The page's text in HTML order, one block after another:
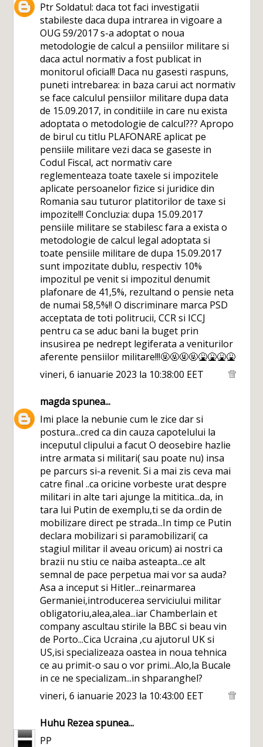
Ptr Soldatul: daca tot faci investigatii
stabileste daca dupa intrarea in vigoare a
OUG 59/2017 s-a adoptat o noua
metodologie de calcul a pensiilor militare si
daca actul normativ a fost publicat in
monitorul oficial!! Daca nu gasesti raspuns,
puneti intrebarea: in baza carui act normativ
se face calculul pensiilor militare dupa data
de 15.09.2017, in conditiile in care nu exista
adoptata o metodologie de calcul??? Apropo
de birul cu titlu PLAFONARE aplicat pe
pensiile militare vezi daca se gaseste in
Codul Fiscal, act normativ care
reglementeaza toate taxele si impozitele
aplicate persoanelor fizice si juridice din
Romania sau tuturor platitorilor de taxe si
impozite!!! Concluzia: dupa 15.09.2017
pensiile militare se stabilesc fara a exista o
metodologie de calcul legal adoptata si
toate pensiile militare de dupa 15.09.2017
sunt impozitate dublu, respectiv 10%
impozitul pe venit si impozitul denumit
plafonare de 41,5%, rezultand o pensie neta
de numai 58,5%!! O discriminare marca PSD
acceptata de toti politrucii, CCR si ICCJ
pentru ca se aduc bani la buget prin
insusirea pe nedrept legiferata a veniturilor
aferente pensiilor militare!!!🤬🤬🤬🤬🤮🤮🤮🤮
vineri, 6 ianuarie 2023 la 10:38:00 EET
magdaspunea...
Imi place la nebunie cum le zice dar si
postura...cred ca din cauza capotelului la
inceputul clipului a facut O deosebire hazlie
intre armata si militari( sau poate nu) insa
pe parcurs si-a revenit. Si a mai zis ceva mai
catre final ..ca oricine vorbeste urat despre
militari in alte tari ajunge la mititica...da, in
tara lui Putin de exemplu,ti se da ordin de
mobilizare direct pe strada...In timp ce Putin
declara mobilizari si paramobilizari( ca
stagiul militar il aveau oricum) ai nostri ca
brazii nu stiu ce naiba asteapta...ce alt
semnal de pace perpetua mai vor sa auda?
Asa a inceput si Hitler...reinarmarea
Germaniei,introducerea serviciului militar
obligatoriu,alea,alea...iar Chamberlain et
company ascultau stirile la BBC si beau vin
de Porto...Cica Ucraina ,cu ajutorul UK si
US,isi specializeaza oastea in noua tehnica
ce au primit-o sau o vor primi...Alo,la Bucale
in ce ne specializam...in shparanghel?
vineri, 6 ianuarie 2023 la 10:43:00 EET
Huhu Rezeaspunea...
PP